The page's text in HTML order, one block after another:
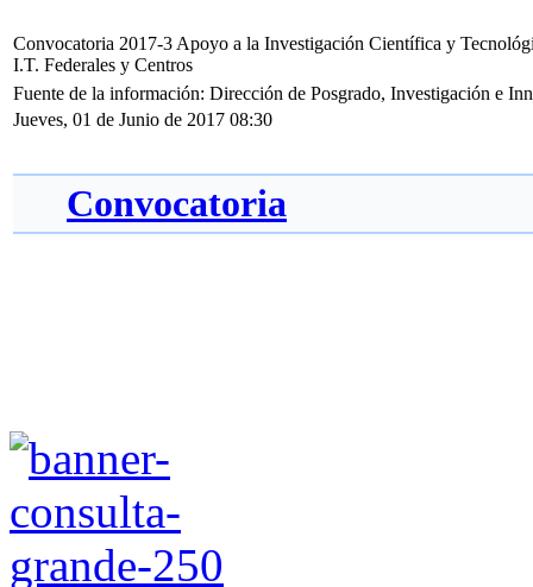
Convocatoria 2017-3 Apoyo a la Investigación Científica y
I.T. Federales y Centros
Fuente de la información: Dirección de Posgrado, Investigación e
Jueves, 01 de Junio de 2017 08:30
Convocatoria